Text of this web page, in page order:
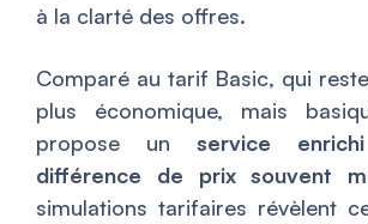
à la clarté des offres.
Comparé au tarif Basic, qui
plus économique, mais
propose un service
différence de prix souvent
simulations tarifaires révèlent